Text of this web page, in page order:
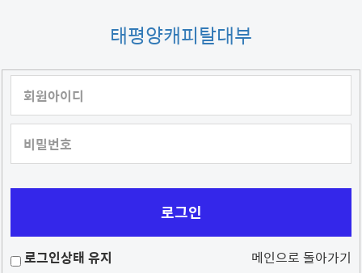
태평양캐피탈대부
회원아이디
비밀번호
로그인상태 유지 메인으로 돌아가기